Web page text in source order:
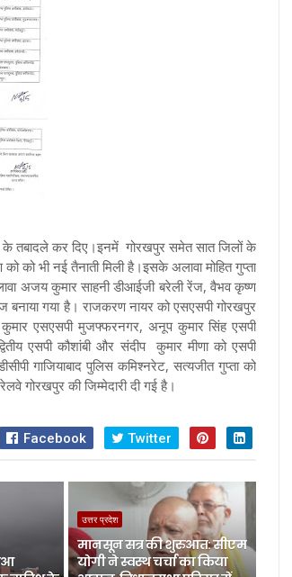
के तबादले कर दिए।इनमें गोरखपुर समेत सात जिलों के
भी नई तैनाती मिली है।इसके अलावा मोहित गुप्ता
अजय कुमार साहनी डीआईजी बरेली रेंज, वैभव कृष्ण
गया है। राजकरण नायर को एसएसपी गोरखपुर
कुमार एसएसपी मुजफ्फरनगर, अनूप कुमार सिंह एसपी
एसपी कौशांबी और संदीप कुमार मीणा को एसपी
गाजियाबाद पुलिस कमिश्नरेट, सत्यजीत गुप्ता को
गोरखपुर की जिम्मेदारी दी गई है।
Facebook Twitter
उत्तर प्रदेश
मानसून सत्र की शुरुआत: सीएम
योगी ने स्वस्थ चर्चा का किया